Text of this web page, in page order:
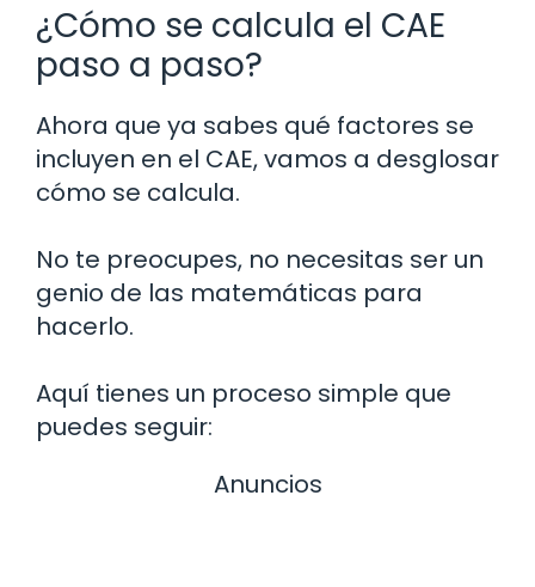
¿Cómo se calcula el CAE
paso a paso?
Ahora que ya sabes qué factores se
incluyen en el CAE, vamos a desglosar
cómo se calcula.
No te preocupes, no necesitas ser un
genio de las matemáticas para
hacerlo.
Aquí tienes un proceso simple que
puedes seguir:
Anuncios